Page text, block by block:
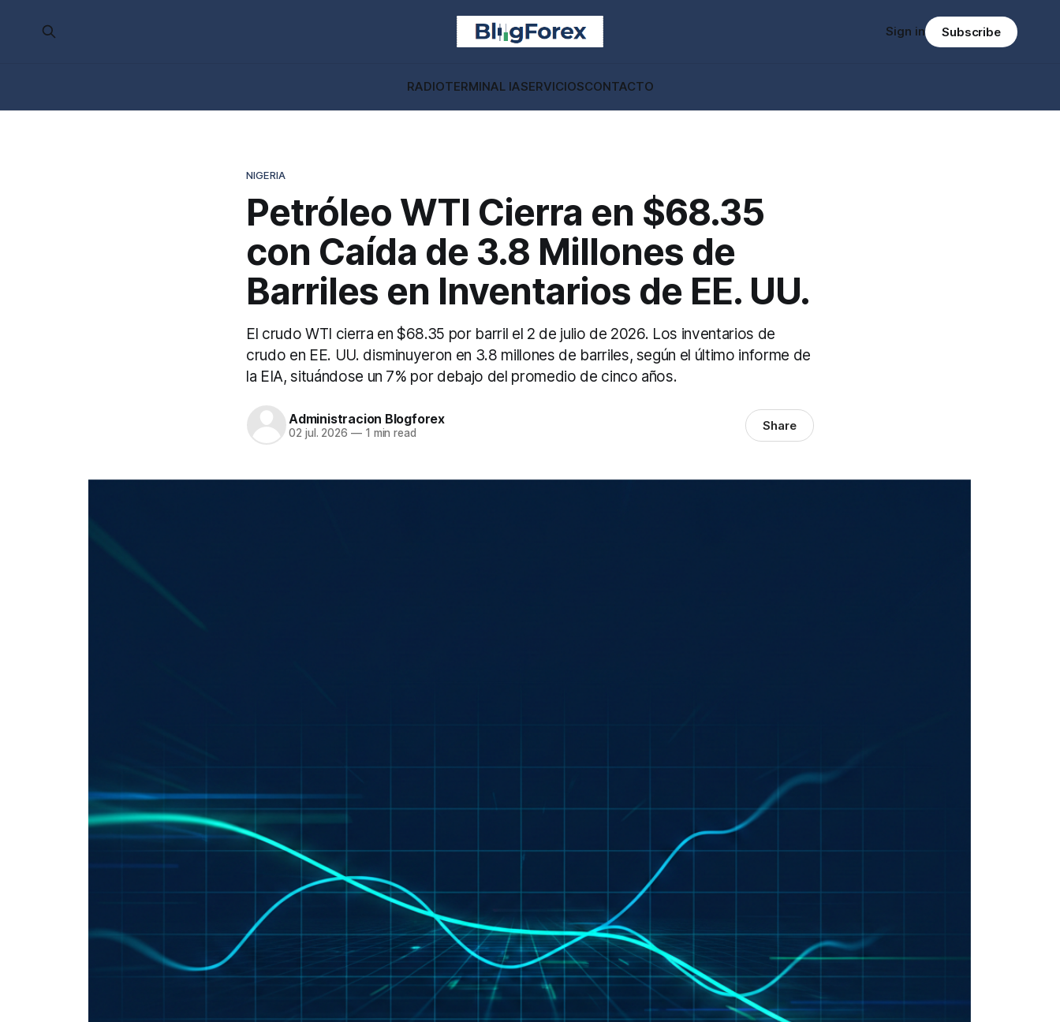
RADIOTERMINAL IASERVICIOSCONTACTO
Sign in Subscribe
NIGERIA
Petróleo WTI Cierra en $68.35
con Caída de 3.8 Millones de
Barriles en Inventarios de EE. UU.
El crudo WTI cierra en $68.35 por barril el 2 de julio de 2026. Los inventarios de
crudo en EE. UU. disminuyeron en 3.8 millones de barriles, según el último informe de
la EIA, situándose un 7% por debajo del promedio de cinco años.
Administracion Blogforex
02 jul. 2026 —1 min read Share